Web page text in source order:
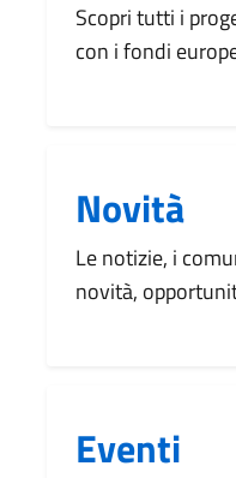
Scopri tutti i
con i fondi
Novità
Le notizie, i
novità,
Eventi